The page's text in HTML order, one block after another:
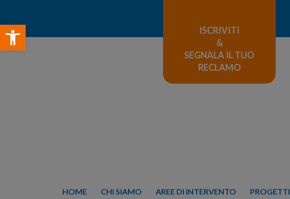
Open toolbar
ISCRIVITI
&
SEGNALA IL TUO
RECLAMO
HOME CHI SIAMO AREE DI INTERVENTO PROGETTI